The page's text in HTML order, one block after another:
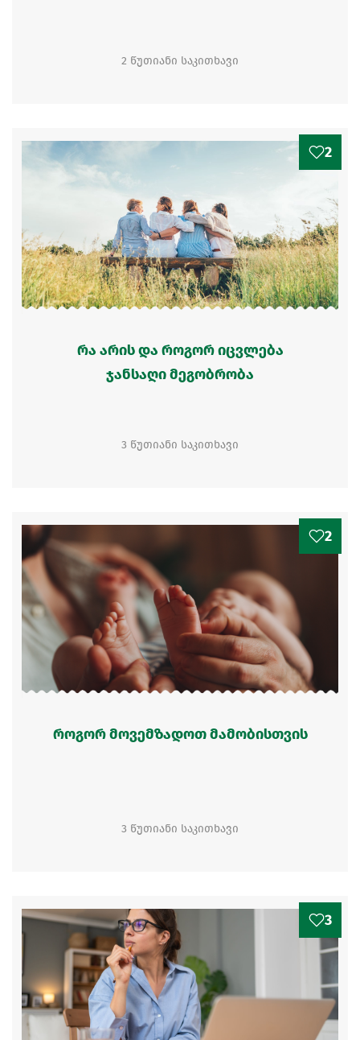
2 წუთიანი საკითხავი
2
რა არის და როგორ იცვლება
ჯანსაღი მეგობრობა
3 წუთიანი საკითხავი
2
როგორ მოვემზადოთ მამობისთვის
3 წუთიანი საკითხავი
3